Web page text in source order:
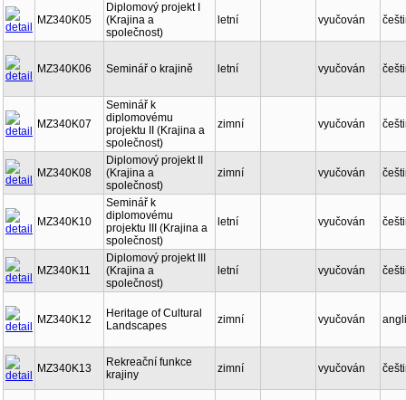
MZ340K05
Diplomový projekt I
(Krajina a
společnost)
letní vyučován
MZ340K06 Seminář o krajině letní vyučován
MZ340K07
Seminář k
diplomovému
projektu II (Krajina a
společnost)
zimní vyučován
MZ340K08
Diplomový projekt II
(Krajina a
společnost)
zimní vyučován
MZ340K10
Seminář k
diplomovému
projektu III (Krajina a
společnost)
letní vyučován
MZ340K11
Diplomový projekt III
(Krajina a
společnost)
letní vyučován
MZ340K12
Heritage of Cultural
Landscapes
zimní vyučován
MZ340K13
Rekreační funkce
krajiny
zimní vyučován